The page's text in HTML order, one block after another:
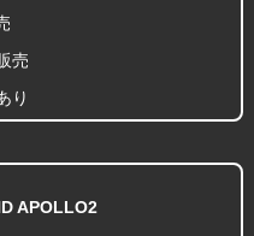
売
り
APOLLO2